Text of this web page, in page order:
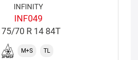
INFINITY
INF049
70 R 14 84T
M+S TL